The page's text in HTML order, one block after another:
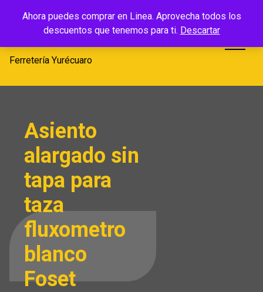
Ahora puedes comprar en Linea. Aprovecha todos los
descuentos que tenemos para ti. Descartar
Ferretería
Yurécuaro
Ferretería Yurécuaro
Asiento
alargado sin
tapa para
taza
fluxometro
blanco
Foset